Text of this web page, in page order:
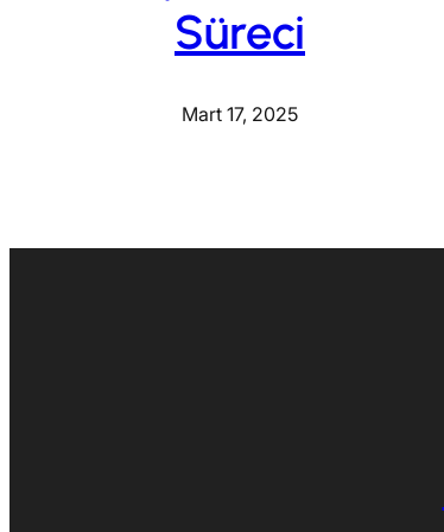
Süreci
Mart 17, 2025